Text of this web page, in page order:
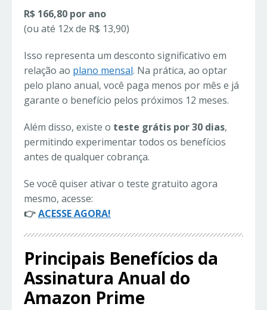
R$ 166,80 por ano
(ou até 12x de R$ 13,90)
Isso representa um desconto significativo em
relação ao plano mensal. Na prática, ao optar
pelo plano anual, você paga menos por mês e já
garante o benefício pelos próximos 12 meses.
Além disso, existe o teste grátis por 30 dias,
permitindo experimentar todos os benefícios
antes de qualquer cobrança.
Se você quiser ativar o teste gratuito agora
mesmo, acesse:
👉ACESSE AGORA!
Principais Benefícios da
Assinatura Anual do
Amazon Prime